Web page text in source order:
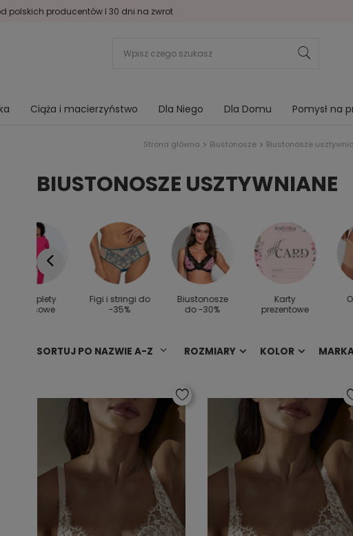
polskich producentów I 30 dni na zwrot
Ciąża i macierzyństwo Dla Niego Dla Domu Pomysł na
Strona główna Biustonosze Biustonosze
BIUSTONOSZE USZTYWNIANE
Komplety
dresowe
Figi i stringi do
-35%
Biustonosze
do -30%
Karty
prezentowe
SORTUJ PO NAZWIE A-Z ROZMIARY KOLOR